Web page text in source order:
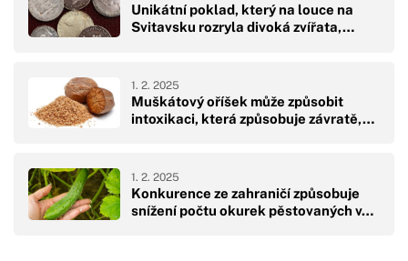
Unikátní poklad, který na louce na
Svitavsku rozryla divoká zvířata,…
Muškátový oříšek může způsobit
intoxikaci, která způsobuje závratě,…
1. 2. 2025
Konkurence ze zahraničí způsobuje
snížení počtu okurek pěstovaných v…
1. 2. 2025